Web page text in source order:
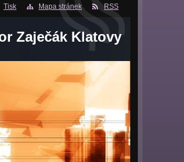
Tisk Mapa stránek RSS
Zaječák Klatovy